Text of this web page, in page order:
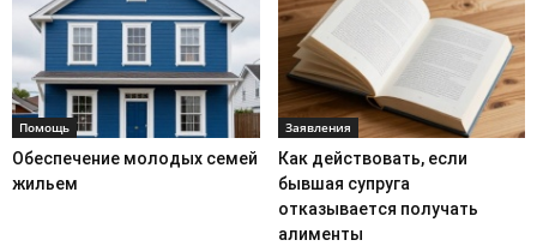
Помощь
Обеспечение молодых семей
жильем
Заявления
Как действовать, если
бывшая супруга
отказывается получать
алименты